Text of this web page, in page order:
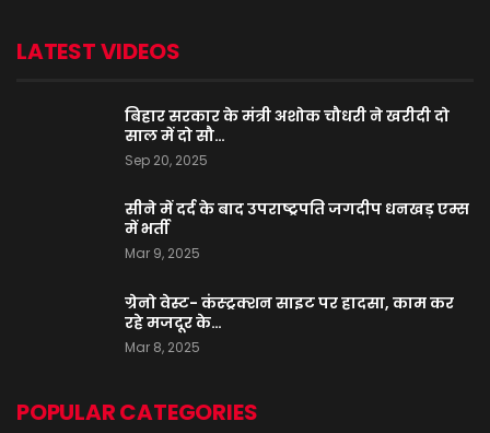
LATEST VIDEOS
बिहार सरकार के मंत्री अशोक चौधरी ने खरीदी दो
साल में दो सौ…
Sep 20, 2025
सीने में दर्द के बाद उपराष्ट्रपति जगदीप धनखड़ एम्स
में भर्ती
Mar 9, 2025
ग्रेनो वेस्ट- कंस्ट्रक्शन साइट पर हादसा, काम कर
रहे मजदूर के…
Mar 8, 2025
POPULAR CATEGORIES